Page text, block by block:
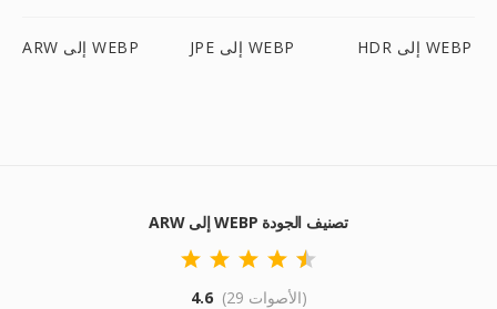
ARW إلى WEBP JPE إلى WEBP HDR إلى WEBP
ARW إلى WEBP تصنيف الجودة
4.6 (29 الأصوات)